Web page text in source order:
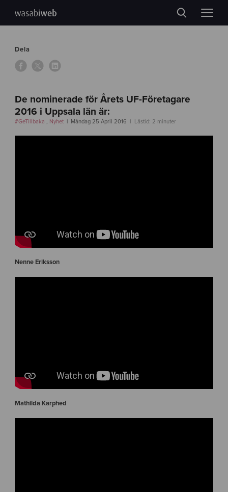
Dela
De nominerade för Årets UF-Företagare
2016 i Uppsala län är:
#GeTillbaka Nyhet Måndag 25 April 2016 Lästid: 2 minuter
Nenne Eriksson
Mathilda Karphed